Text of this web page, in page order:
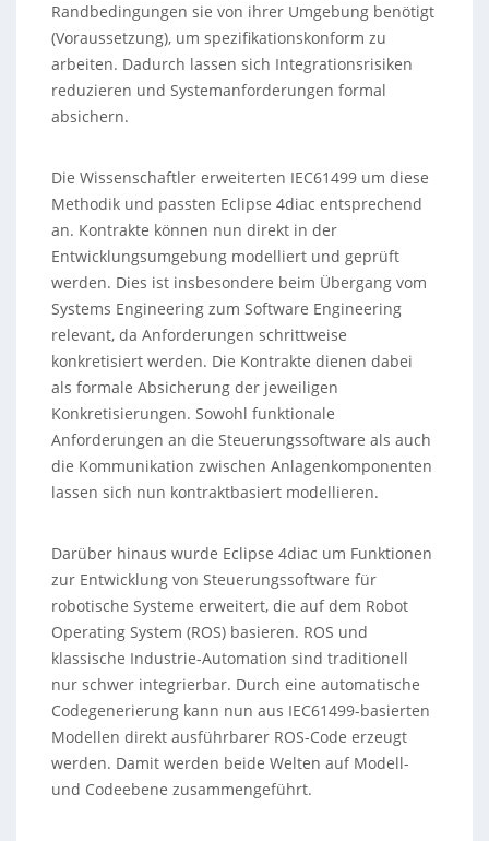
Randbedingungen sie von ihrer Umgebung benötigt
(Voraussetzung), um spezifikationskonform zu
arbeiten. Dadurch lassen sich Integrationsrisiken
reduzieren und Systemanforderungen formal
absichern.
Die Wissenschaftler erweiterten IEC61499 um diese
Methodik und passten Eclipse 4diac entsprechend
an. Kontrakte können nun direkt in der
Entwicklungsumgebung modelliert und geprüft
werden. Dies ist insbesondere beim Übergang vom
Systems Engineering zum Software Engineering
relevant, da Anforderungen schrittweise
konkretisiert werden. Die Kontrakte dienen dabei
als formale Absicherung der jeweiligen
Konkretisierungen. Sowohl funktionale
Anforderungen an die Steuerungssoftware als auch
die Kommunikation zwischen Anlagenkomponenten
lassen sich nun kontraktbasiert modellieren.
Darüber hinaus wurde Eclipse 4diac um Funktionen
zur Entwicklung von Steuerungssoftware für
robotische Systeme erweitert, die auf dem Robot
Operating System (ROS) basieren. ROS und
klassische Industrie-Automation sind traditionell
nur schwer integrierbar. Durch eine automatische
Codegenerierung kann nun aus IEC61499-basierten
Modellen direkt ausführbarer ROS-Code erzeugt
werden. Damit werden beide Welten auf Modell-
und Codeebene zusammengeführt.